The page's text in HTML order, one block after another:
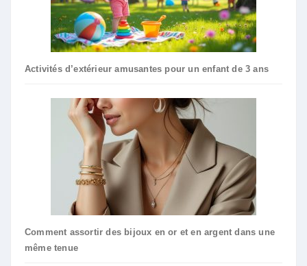
Activités d’extérieur amusantes pour un enfant de 3 ans
Comment assortir des bijoux en or et en argent dans une
même tenue